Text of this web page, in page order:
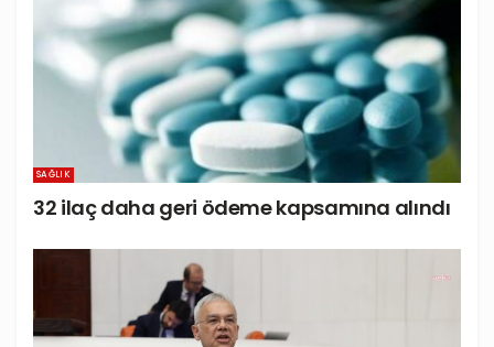
SAĞLIK
32 ilaç daha geri ödeme kapsamına alındı